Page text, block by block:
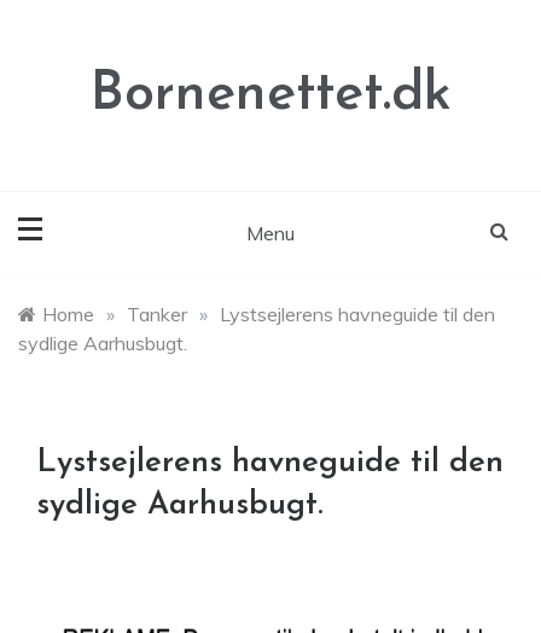
Bornenettet.dk
Menu
Home » Tanker » Lystsejlerens havneguide til den
sydlige Aarhusbugt.
Lystsejlerens havneguide til den
sydlige Aarhusbugt.